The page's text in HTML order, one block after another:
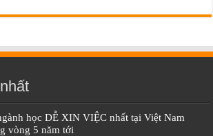
học DỄ XIN VIỆC nhất tại Việt Nam
vòng 5 năm tới